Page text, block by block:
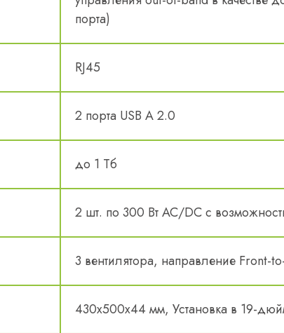
порта)
RJ45
2 порта USB A 2.0
до 1 Тб
2 шт. по 300 Вт AC/DC с
3 вентилятора, направление Front-
430x500x44 мм, Установка в 19-